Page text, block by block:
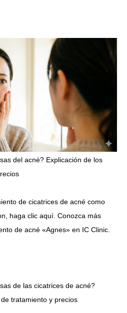
del acné? Explicación de los
de cicatrices de acné como
haga clic aquí. Conozca más
de acné «Agnes» en IC Clinic.
de las cicatrices de acné?
tratamiento y precios